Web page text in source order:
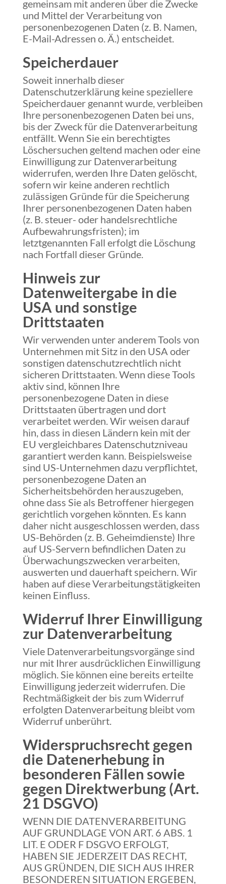
gemeinsam mit anderen über die Zwecke
und Mittel der Verarbeitung von
personenbezogenen Daten (z. B. Namen,
E-Mail-Adressen o. Ä.) entscheidet.
Speicherdauer
Soweit innerhalb dieser
Datenschutzerklärung keine speziellere
Speicherdauer genannt wurde, verbleiben
Ihre personenbezogenen Daten bei uns,
bis der Zweck für die Datenverarbeitung
entfällt. Wenn Sie ein berechtigtes
Löschersuchen geltend machen oder eine
Einwilligung zur Datenverarbeitung
widerrufen, werden Ihre Daten gelöscht,
sofern wir keine anderen rechtlich
zulässigen Gründe für die Speicherung
Ihrer personenbezogenen Daten haben
(z. B. steuer- oder handelsrechtliche
Aufbewahrungsfristen); im
letztgenannten Fall erfolgt die Löschung
nach Fortfall dieser Gründe.
Hinweis zur
Datenweitergabe in die
USA und sonstige
Drittstaaten
Wir verwenden unter anderem Tools von
Unternehmen mit Sitz in den USA oder
sonstigen datenschutzrechtlich nicht
sicheren Drittstaaten. Wenn diese Tools
aktiv sind, können Ihre
personenbezogene Daten in diese
Drittstaaten übertragen und dort
verarbeitet werden. Wir weisen darauf
hin, dass in diesen Ländern kein mit der
EU vergleichbares Datenschutzniveau
garantiert werden kann. Beispielsweise
sind US-Unternehmen dazu verpflichtet,
personenbezogene Daten an
Sicherheitsbehörden herauszugeben,
ohne dass Sie als Betroffener hiergegen
gerichtlich vorgehen könnten. Es kann
daher nicht ausgeschlossen werden, dass
US-Behörden (z. B. Geheimdienste) Ihre
auf US-Servern befindlichen Daten zu
Überwachungszwecken verarbeiten,
auswerten und dauerhaft speichern. Wir
haben auf diese Verarbeitungstätigkeiten
keinen Einfluss.
Widerruf Ihrer Einwilligung
zur Datenverarbeitung
Viele Datenverarbeitungsvorgänge sind
nur mit Ihrer ausdrücklichen Einwilligung
möglich. Sie können eine bereits erteilte
Einwilligung jederzeit widerrufen. Die
Rechtmäßigkeit der bis zum Widerruf
erfolgten Datenverarbeitung bleibt vom
Widerruf unberührt.
Widerspruchsrecht gegen
die Datenerhebung in
besonderen Fällen sowie
gegen Direktwerbung (Art.
21 DSGVO)
WENN DIE DATENVERARBEITUNG
AUF GRUNDLAGE VON ART. 6 ABS. 1
LIT. E ODER F DSGVO ERFOLGT,
HABEN SIE JEDERZEIT DAS RECHT,
AUS GRÜNDEN, DIE SICH AUS IHRER
BESONDEREN SITUATION ERGEBEN,